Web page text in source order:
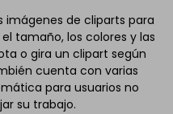
imágenes de cliparts para
tamaño, los colores y las
o gira un clipart según
cuenta con varias
para usuarios no
su trabajo.